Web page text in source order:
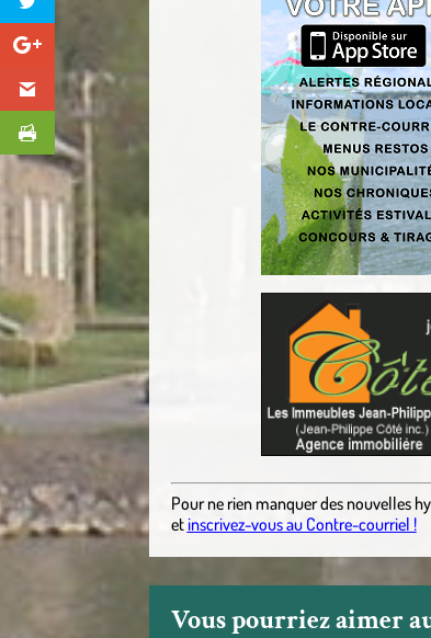
Pour ne rien manquer des nouvelles
etinscrivez-vous au Contre-courriel !
Vous pourriez aimer